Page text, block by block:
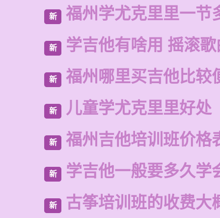
新 福州学尤克里里一节
新 学吉他有啥用 摇滚歌
新 福州哪里买吉他比较
新 儿童学尤克里里好处
新 福州吉他培训班价格
新 学吉他一般要多久学
新 古筝培训班的收费大